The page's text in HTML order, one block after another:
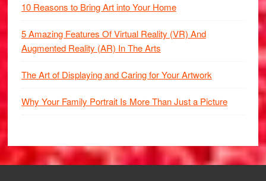
10 Reasons to Bring Art into Your Home
5 Amazing Features Of Virtual Reality (VR) And
Augmented Reality (AR) In The Arts
The Art of Displaying and Caring for Your Artwork
Why Your Family Portrait Is More Than Just a Picture